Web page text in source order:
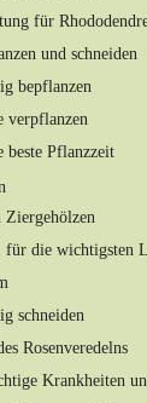
für
und schneiden
bepflanzen
verpflanzen
beste Pflanzzeit
Ziergehölzen
für die wichtigsten
schneiden
Rosenveredelns
Krankheiten